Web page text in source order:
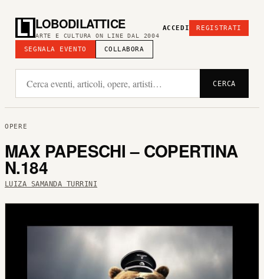
LOBODILATTICE
ARTE E CULTURA ON LINE DAL 2004
SEGNALA EVENTO COLLABORA
ACCEDI REGISTRATI
CERCA
OPERE
MAX PAPESCHI – COPERTINA
N.184
LUIZA SAMANDA TURRINI